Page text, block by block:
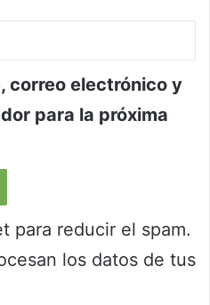
correo electrónico y
para la próxima
para reducir el spam.
los datos de tus